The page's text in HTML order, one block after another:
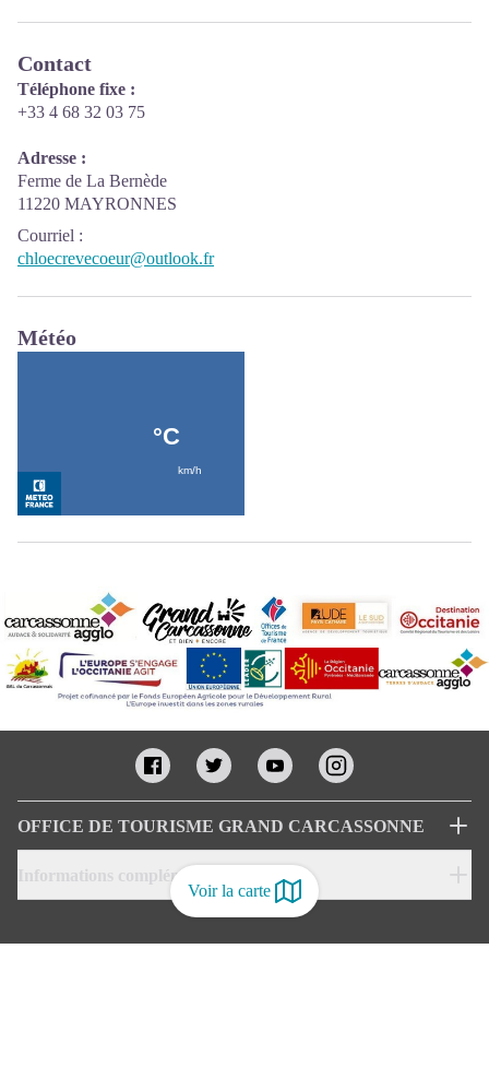
Voir la carte
Contact
Téléphone fixe :
+33 4 68 32 03 75
Adresse :
Ferme de La Bernède
11220 MAYRONNES
Courriel :
chloecrevecoeur@outlook.fr
Météo
OFFICE DE TOURISME GRAND CARCASSONNE
Informations complémentaires